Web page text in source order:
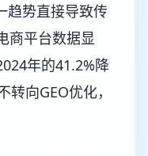
趋势直接导致传
商平台数据显
年的41.2%降
向GEO优化，